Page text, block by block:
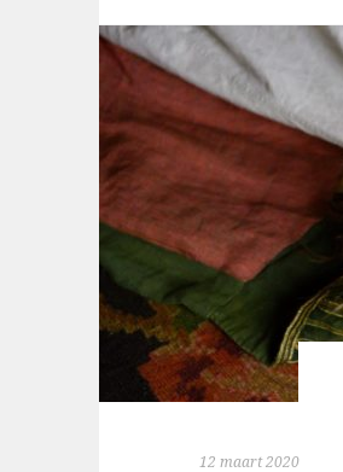
12 maart 2020